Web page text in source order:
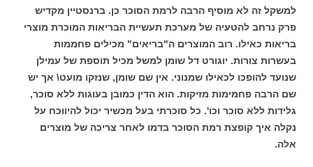
למשקל זה לא מוסיף הרבה לרמת הסוכר כן. ברנסטיין מקדיש
פרק נרחב להטעיה של מערכת תעשיית הבריאות המוכרת מוצרי
בריאות כאילו. רוב המוצרים ה"בריאים" מכילים פחממות
בעשרות צורות. יוגורט דל שומן למשל מכיל תוספת של עמילן
שנועד להופכו לכאילו שמנוני. אין שם שומן, שנזקו מועט\ אך יש
שם הרבה פחמימות מזיקות. הוא הדין כמובן בעוגות ללא סוכר,
גלידות ללא סוכר וכו'. כל סוכרתי בעל מכשיר יכול להיווכח על
נקלה איך קופצת רמת הסוכר בדמו לאחר צריכה של מוצרים
אלה.